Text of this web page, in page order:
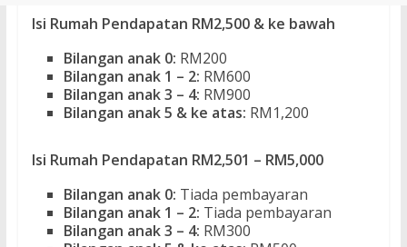
Isi Rumah Pendapatan RM2,500 & ke bawah
Bilangan anak 0: RM200
Bilangan anak 1 – 2: RM600
Bilangan anak 3 – 4: RM900
Bilangan anak 5 & ke atas: RM1,200
Isi Rumah Pendapatan RM2,501 – RM5,000
Bilangan anak 0: Tiada pembayaran
Bilangan anak 1 – 2: Tiada pembayaran
Bilangan anak 3 – 4: RM300